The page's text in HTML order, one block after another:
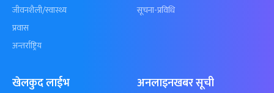
जीवनशैली/स्वास्थ्य
प्रवास
अन्तर्राष्ट्रिय
सूचना-प्रविधि
खेलकुद लाईभ अनलाइनखबर सूची